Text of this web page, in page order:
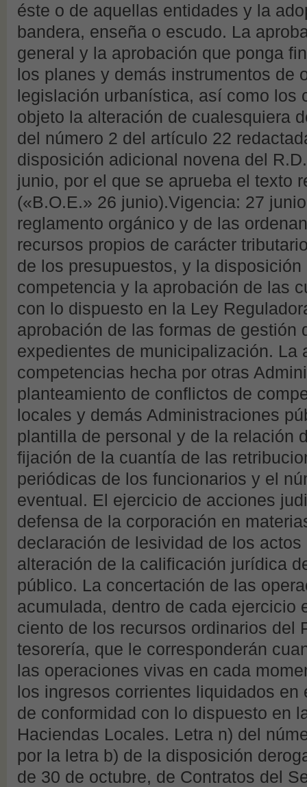
éste o de aquellas entidades y la
bandera, enseña o escudo. La
general y la aprobación que ponga
los planes y demás instrumentos de
legislación urbanística, así como los
objeto la alteración de cualesquiera
del número 2 del artículo 22
disposición adicional novena del
junio, por el que se aprueba el texto
(«B.O.E.» 26 junio).Vigencia: 27
reglamento orgánico y de las
recursos propios de carácter
de los presupuestos, y la
competencia y la aprobación de las
con lo dispuesto en la Ley
aprobación de las formas de gestión
expedientes de municipalización. La
competencias hecha por otras
planteamiento de conflictos de
locales y demás Administraciones
plantilla de personal y de la relación
fijación de la cuantía de las
periódicas de los funcionarios y el
eventual. El ejercicio de acciones
defensa de la corporación en
declaración de lesividad de los
alteración de la calificación jurídica
público. La concertación de las
acumulada, dentro de cada ejercicio
ciento de los recursos ordinarios del
tesorería, que le corresponderán
las operaciones vivas en cada
los ingresos corrientes liquidados
de conformidad con lo dispuesto en
Haciendas Locales. Letra n) del
por la letra b) de la disposición
de 30 de octubre, de Contratos del